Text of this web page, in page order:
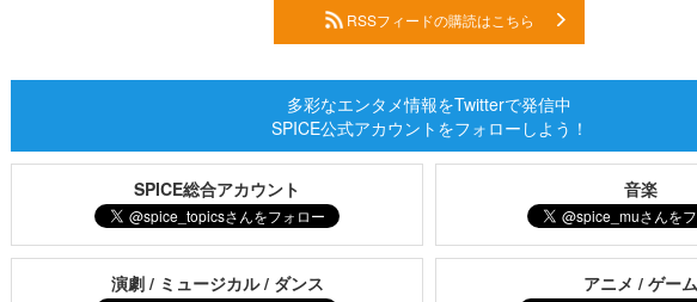
RSSフィードの購読はこちら
多彩なエンタメ情報をTwitterで発信中
SPICE公式アカウントをフォローしよう！
SPICE総合アカウント 音楽
演劇 / ミュージカル / ダンス アニメ / ゲー